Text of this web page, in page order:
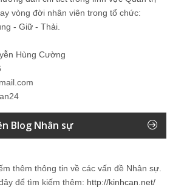
vòng đời nhân viên trong tổ chức:
- Giữ - Thải.
Hùng Cường
Blog Nhân sự
thêm thông tin về các vấn đề Nhân sự
để tìm kiếm thêm: http://kinhcan.net/